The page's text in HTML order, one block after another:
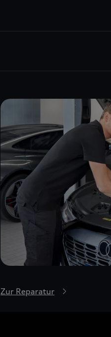
Zur Reparatur